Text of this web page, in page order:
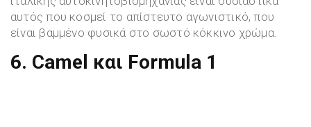
αυτός που κοσμεί το απίστευτο αγωνιστικό, που
είναι βαμμένο φυσικά στο σωστό κόκκινο χρώμα.
6. Camel και Formula 1